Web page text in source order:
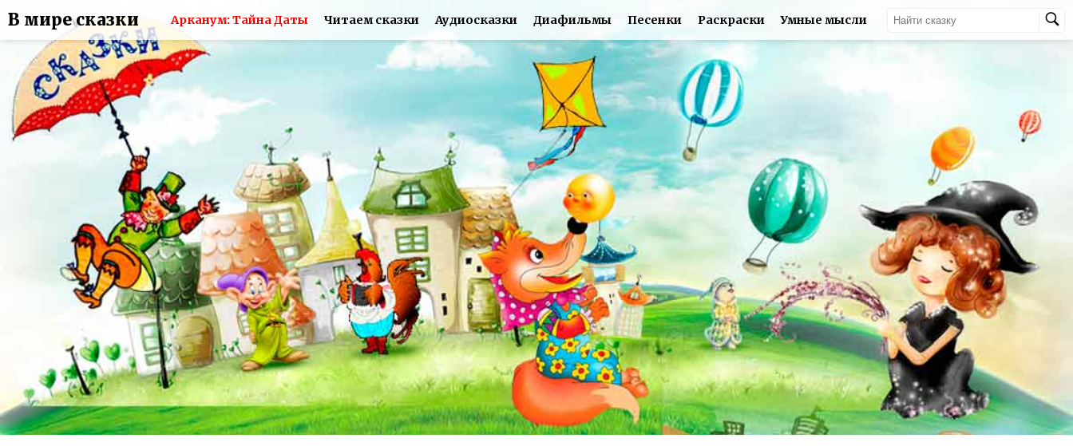
В мире сказки Арканум: Тайна Даты Читаем сказки Аудиосказки Диафильмы Песенки Раскраски Умные мысли